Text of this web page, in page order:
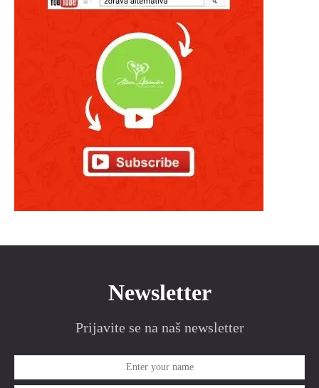
Newsletter
Prijavite se na naš newsletter